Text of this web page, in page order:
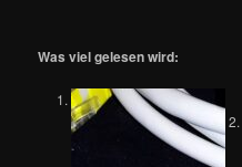
Was viel gelesen wird: